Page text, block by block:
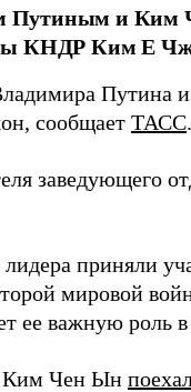
Путиным и
КНДР Ким Е
сообщает ТАСС.
заведующего
приняли
мировой
ее важную роль в
Ким Чен Ын